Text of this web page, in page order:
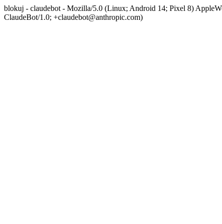
blokuj - claudebot - Mozilla/5.0 (Linux; Android 14; Pixel 8)
ClaudeBot/1.0; +claudebot@anthropic.com)